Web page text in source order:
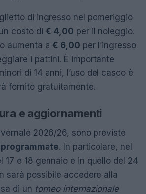
di ingresso nel pomeriggio
costo di € 4,00 per il noleggio.
aumenta a € 6,00 per l’ingresso
i pattini. È importante
di 14 anni, l’uso del casco è
fornito gratuitamente.
e aggiornamenti
2026/26, sono previste
. In particolare, nel
17 e 18 gennaio e in quello del 24
sarà possibile accedere alla
di un torneo internazionale